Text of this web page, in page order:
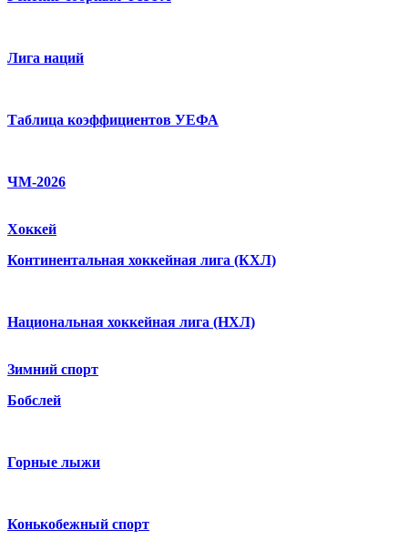
Лига наций
Таблица коэффициентов УЕФА
ЧМ-2026
Хоккей
Континентальная хоккейная лига (КХЛ)
Национальная хоккейная лига (НХЛ)
Зимний спорт
Бобслей
Горные лыжи
Конькобежный спорт